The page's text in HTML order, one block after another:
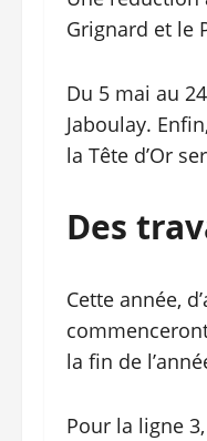
Grignard et le
Du 5 mai au
Jaboulay.
la Tête d’Or
Des
Cette année,
la fin de
Pour la ligne